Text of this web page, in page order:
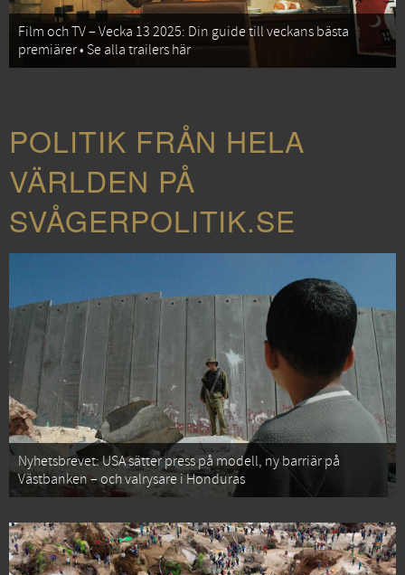
Film och TV – Vecka 13 2025: Din guide till veckans bästa
premiärer • Se alla trailers här
POLITIK FRÅN HELA
VÄRLDEN PÅ
SVÅGERPOLITIK.SE
Nyhetsbrevet: USA sätter press på modell, ny barriär på
Västbanken – och valrysare i Honduras